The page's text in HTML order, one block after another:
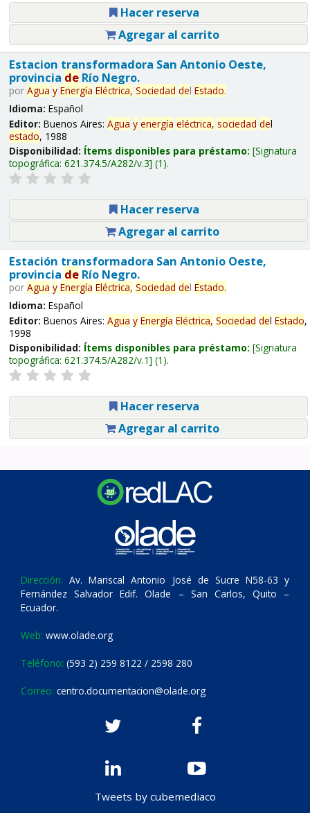
Hacer reserva
Agregar al carrito
Estacion transformadora San Antonio Oeste,
provincia deRío Negro.
por Agua y Energía Eléctrica, Sociedad del Estado.
Idioma: Español
Editor: Buenos Aires: Agua y energía eléctrica, sociedad del
estado, 1988
Disponibilidad: Ítems disponibles para préstamo: Signatura
topográfica: 621.374.5/A282/v.3 (1).
Hacer reserva
Agregar al carrito
Estación transformadora San Antonio Oeste,
provincia deRío Negro.
por Agua y Energía Eléctrica, Sociedad del Estado.
Idioma: Español
Editor: Buenos Aires: Agua y Energía Eléctrica, Sociedad del Estado,
1998
Disponibilidad: Ítems disponibles para préstamo: Signatura
topográfica: 621.374.5/A282/v.1 (1).
Hacer reserva
Agregar al carrito
Dirección: Av. Mariscal Antonio José de Sucre N58-63 y
Fernández Salvador Edif. Olade – San Carlos, Quito –
Ecuador.
Web: www.olade.org
Teléfono: (593 2) 259 8122 / 2598 280
Correo: centro.documentacion@olade.org
Tweets by cubemediaco